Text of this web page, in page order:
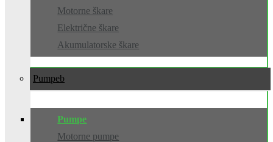
Motorne škare
Električne škare
Akumulatorske škare
Pumpe
Pumpe
Motorne pumpe